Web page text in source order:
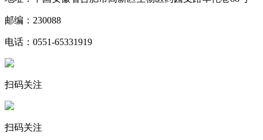
邮编：230088
电话：0551-65331919
扫码关注
扫码关注